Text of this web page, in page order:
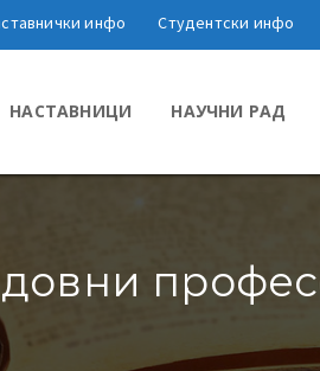
инфо Студентски инфо
НАСТАВНИЦИ НАУЧНИ РАД